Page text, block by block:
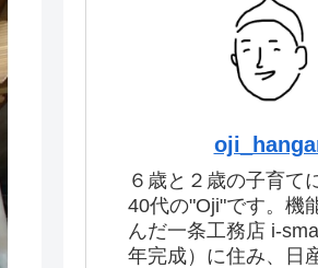
６歳と２歳の子育て
40代の"Oji"です。機
んだ一条工務店 i-
年完成）に住み、日